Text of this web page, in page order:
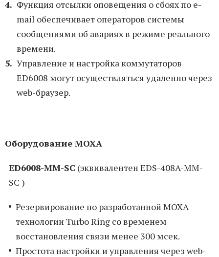
Функция отсылки оповещения о сбоях по e-
mail обеспечивает операторов системы
сообщениями об авариях в режиме реального
времени.
Управление и настройка коммутаторов
ED6008 могут осуществляться удаленно через
web-браузер.
Оборудование MOXA
ED6008-MM-SC (эквивалентен EDS-408A-MM-
SC )
Резервирование по разработанной MOXA
технологии Turbo Ring со временем
восстановления связи менее 300 мсек.
Простота настройки и управления через web-